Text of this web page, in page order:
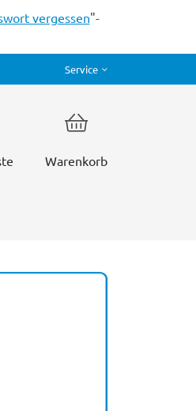
vergessen"-
Service
Warenkorb